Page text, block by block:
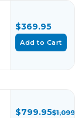
$369.95
Add to Cart
$799.95